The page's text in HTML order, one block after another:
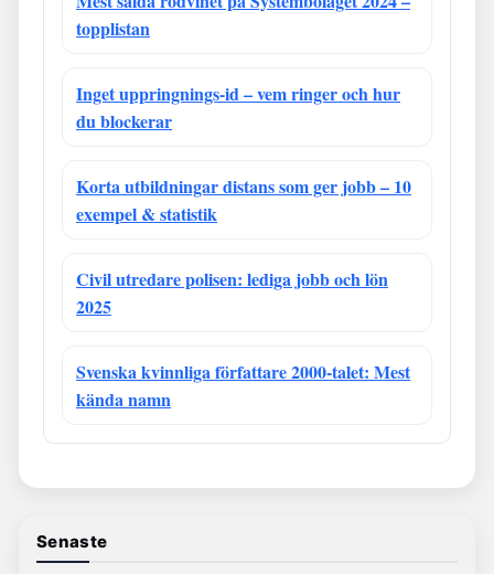
topplistan
Inget uppringnings-id – vem ringer och hur
du blockerar
Korta utbildningar distans som ger jobb – 10
exempel & statistik
Civil utredare polisen: lediga jobb och lön
2025
Svenska kvinnliga författare 2000-talet: Mest
kända namn
Senaste